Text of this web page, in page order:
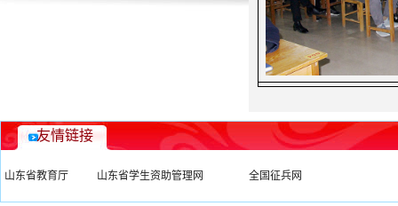
友情链接
山东省教育厅 山东省学生资助管理网 全国征兵网